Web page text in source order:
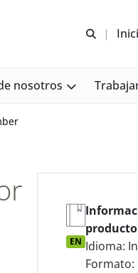
Abrir
nosotros
EN Idioma:
Formato: